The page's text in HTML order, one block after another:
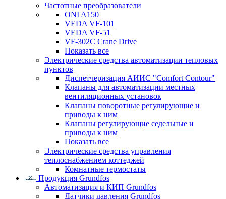
Частотные преобразователи
ONI A150
VEDA VF-101
VEDA VF-51
VF-302C Crane Drive
Показать все
Электрические средства автоматизации тепловых
пунктов
Диспетчеризация АИИС "Comfort Contour"
Клапаны для автоматизации местных
вентиляционных установок
Клапаны поворотные регулирующие и
приводы к ним
Клапаны регулирующие седельные и
приводы к ним
Показать все
Электрические средства управления
теплоснабжением коттеджей
Комнатные термостаты
Продукция Grundfos
Автоматизация и КИП Grundfos
Датчики давления Grundfos